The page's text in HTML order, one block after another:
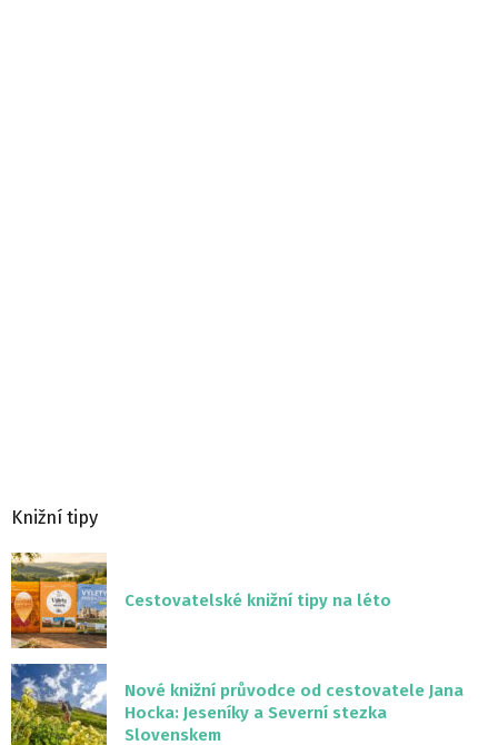
Knižní tipy
Cestovatelské knižní tipy na léto
Nové knižní průvodce od cestovatele Jana
Hocka: Jeseníky a Severní stezka
Slovenskem